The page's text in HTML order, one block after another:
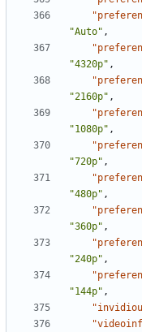
"Auto" ,
"4320p" ,
"2160p" ,
"1080p" ,
"720p" ,
"480p" ,
"360p" ,
"240p" ,
"144p" ,